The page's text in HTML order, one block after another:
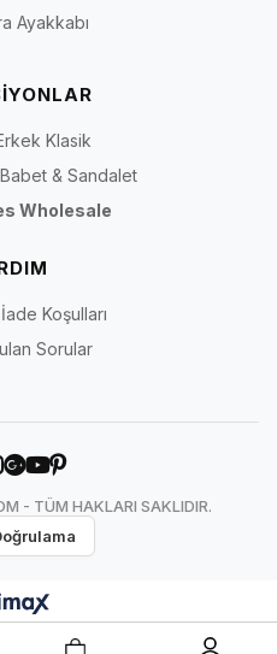
Ayakkabı
Klasik
& Sandalet
Wholesale
Koşulları
Sorular
- TÜM HAKLARI SAKLIDIR.